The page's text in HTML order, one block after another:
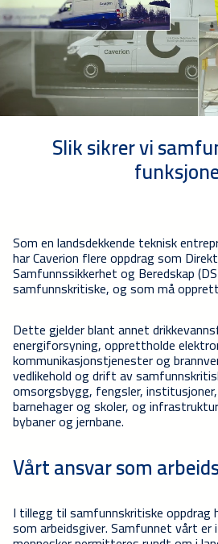
Slik sikrer vi
Som en landsdekkende teknisk
har Caverion flere oppdrag som
Samfunnssikkerhet og Beredskap
samfunnskritiske, og som må
Dette gjelder blant annet
energiforsyning, opprettholde
kommunikasjonstjenester og
vedlikehold og drift av
omsorgsbygg, fengsler,
barnehager og skoler, og
bybaner og jernbane.
Vårt ansvar som
I tillegg til samfunnskritiske
som arbeidsgiver. Samfunnet vårt